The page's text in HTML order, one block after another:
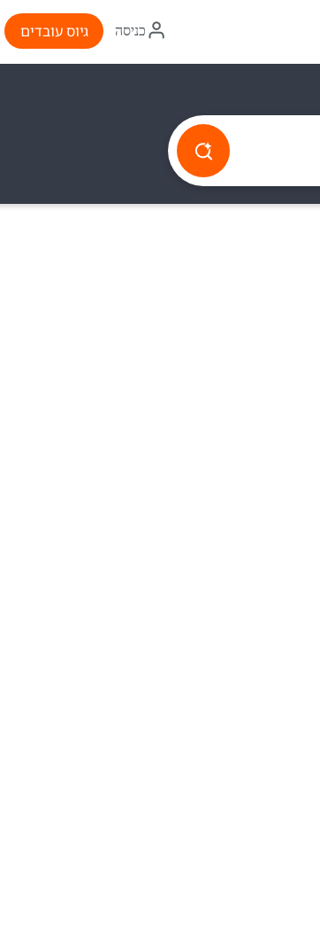
איקון
התחברות
כניסה גיוס עובדים